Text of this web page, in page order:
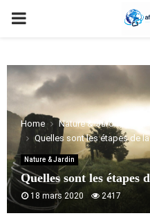
PRIMARY
Home
Nature & Jardin
Quelles sont les étapes de
Nature & Jardin
Quelles sont les étapes
18 mars 2020 2417